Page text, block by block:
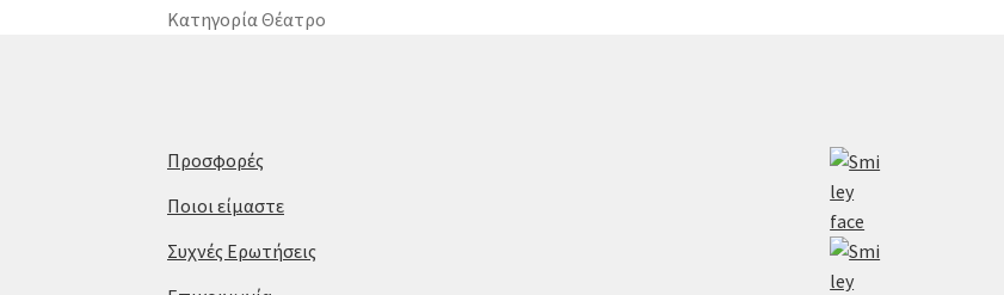
Κατηγορία Θέατρο
Προσφορές
Ποιοι είμαστε
Συχνές Ερωτήσεις